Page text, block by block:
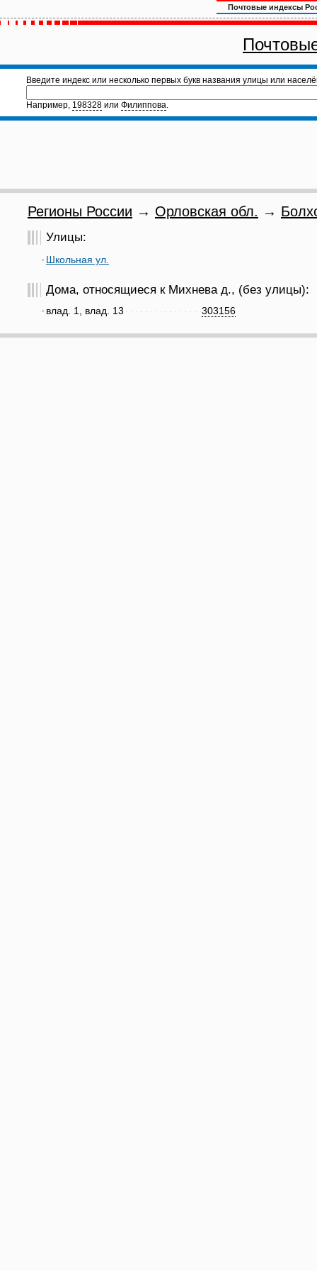
Почтовые индексы
Введите индекс или несколько первых букв названия улицы или
Например, 198328 или Филиппова.
Регионы России → Орловская обл. →
Улицы:
Школьная ул.
Дома, относящиеся к Михнева д., (без улицы):
303156
влад. 1, влад. 13